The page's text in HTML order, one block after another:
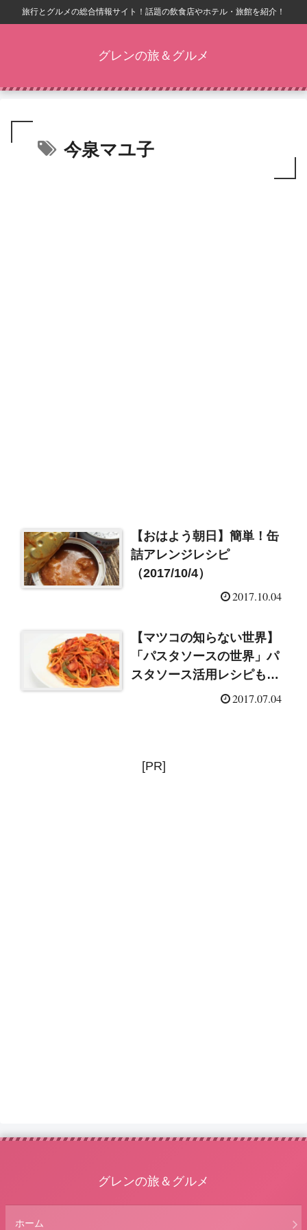
旅行とグルメの総合情報サイト！話題の飲食店やホテル・旅館を紹介！
グレンの旅＆グルメ
今泉マユ子
【おはよう朝日】簡単！缶
詰アレンジレシピ
（2017/10/4）
2017.10.04
【マツコの知らない世界】
「パスタソースの世界」パ
スタソース活用レシピも紹
介！（2017/7/4） 2017.07.04
[PR]
グレンの旅＆グルメ
ホーム